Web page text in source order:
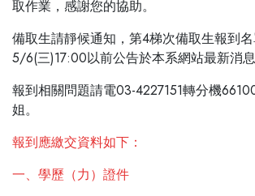
取作業，感謝您的協助。
備取生請靜候通知，第4梯次備取生報到
5/6(三)17:00以前公告於本系網站最新消息
報到相關問題請電03-4227151轉分機
姐。
報到應繳交資料如下：
一、學歷（力）證件